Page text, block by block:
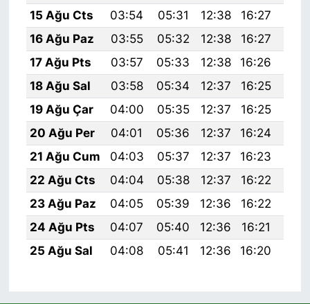
15 Ağu Cts
03:54 05:31 12:38 16:27
16 Ağu Paz
03:55 05:32 12:38 16:27
17 Ağu Pts
03:57 05:33 12:38 16:26
18 Ağu Sal
03:58 05:34 12:37 16:25
19 Ağu Çar
04:00 05:35 12:37 16:25
20 Ağu Per
04:01 05:36 12:37 16:24
21 Ağu Cum
04:03 05:37 12:37 16:23
22 Ağu Cts
04:04 05:38 12:37 16:22
23 Ağu Paz
04:05 05:39 12:36 16:22
24 Ağu Pts
04:07 05:40 12:36 16:21
25 Ağu Sal
04:08 05:41 12:36 16:20